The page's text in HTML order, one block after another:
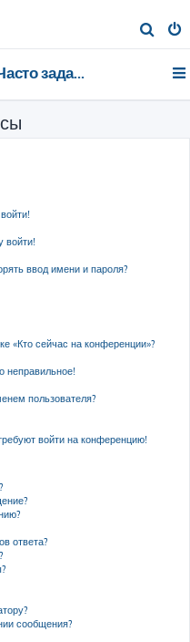
о
Часто задаваемые вопросы
войти!
ввод имени и пароля?
«Кто сейчас на конференции»?
неправильное!
пользователя?
войти на конференцию!
ответа?
сообщения?